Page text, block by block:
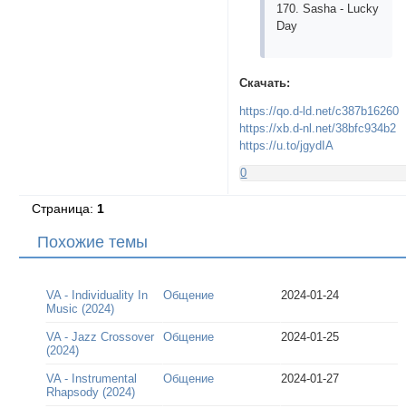
170. Sаshа - Luсky
Dаy
Скачать:
https://qo.d-ld.net/c387b16260
https://xb.d-nl.net/38bfc934b2
https://u.to/jgydIA
0
Страница: 1
Похожие темы
VA - Individuality In
Music (2024)
Общение 2024-01-24
VA - Jazz Crossover
(2024)
Общение 2024-01-25
VA - Instrumental
Rhapsody (2024)
Общение 2024-01-27